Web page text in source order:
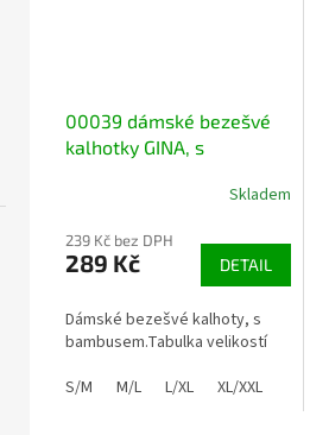
00039 dámské bezešvé
kalhotky GINA, s
Skladem
239 Kč bez DPH
289 Kč DETAIL
Dámské bezešvé kalhoty, s
bambusem.Tabulka velikostí
S/M
M/L L/XL XL/XXL